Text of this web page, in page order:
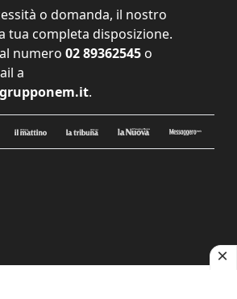
o domanda, il nostro
tua completa disposizione.
numero 02 89362545 o
a
.